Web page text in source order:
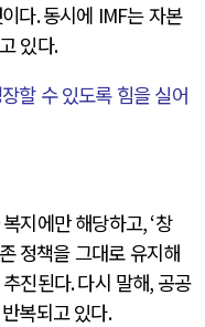
다.동시에 IMF는 자본
있다.
할 수 있도록 힘을 실어
지에만 해당하고, ‘창
정책을 그대로 유지해
진된다.다시 말해, 공공
복되고 있다.